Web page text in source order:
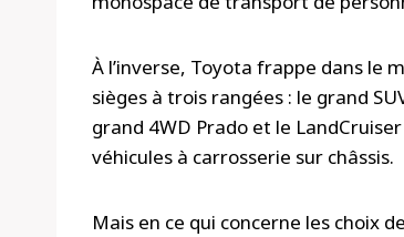
À l’inverse, Toyota frappe dans le
sièges à trois rangées : le grand
grand 4WD Prado et le
véhicules à carrosserie sur châssis.
Mais en ce qui concerne les choix